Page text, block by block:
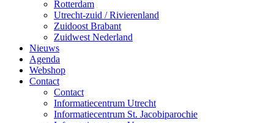
Rotterdam
Utrecht-zuid / Rivierenland
Zuidoost Brabant
Zuidwest Nederland
Nieuws
Agenda
Webshop
Contact
Contact
Informatiecentrum Utrecht
Informatiecentrum St. Jacobiparochie